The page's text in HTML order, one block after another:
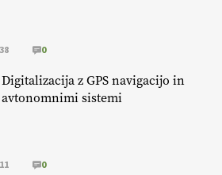
= logično: ekološka kmetija
= logično: ekološko oljarstvo
= logično: ekološka kmetija
0
Digitalizacija z GPS navigacijo in
avtonomnimi sistemi
0